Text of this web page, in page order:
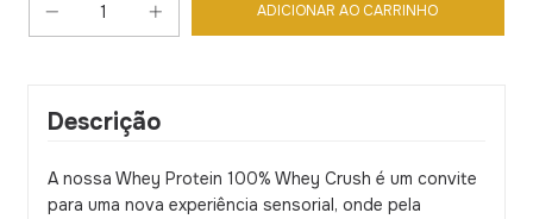
Descrição
A nossa Whey Protein 100% Whey Crush é um convite
para uma nova experiência sensorial, onde pela